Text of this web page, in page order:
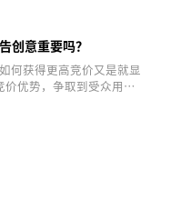
创意重要吗？
何获得更高竞价又是就显
优势，争取到受众用